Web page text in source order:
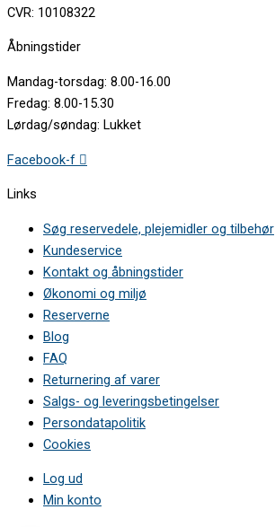
Brandt FP225BS13 •
Brandt FP225WS11 •
Brandt FP225XS11 •
Brandt FP225XS12 •
Brandt FP229BS11 •
Brandt FP229XS11 •
Brandt FP229XS11 •
Brandt FP624BN14 •
Brandt FP624XGN1 •
Brandt FP628XGN1 •
Thermex EN3760 •
BRANDT FP224XN11 •
THERMOR FP80MN3 •
SAUTER FP1043X1 •
CVR: 10108322
Åbningstider
Mandag-torsdag: 8.00-16.00
Fredag: 8.00-15.30
Lørdag/søndag: Lukket
Facebook-f
Links
Søg reservedele, plejemidler og tilbehør
Kundeservice
Kontakt og åbningstider
Økonomi og miljø
Reserverne
Blog
FAQ
Returnering af varer
Salgs- og leveringsbetingelser
Persondatapolitik
Cookies
Log ud
Min konto